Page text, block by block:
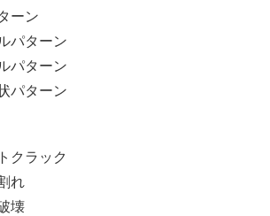
ン
ターン
ターン
ターン
ラック
れ
壊